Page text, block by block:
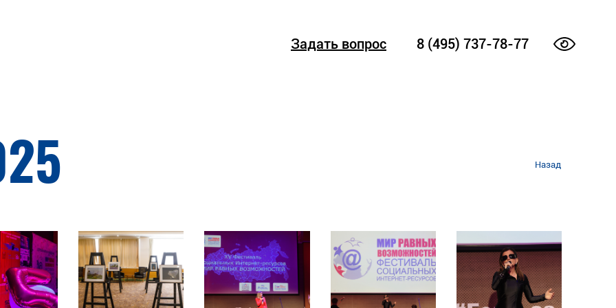
Задать вопрос 8 (495) 737-78-77
Назад